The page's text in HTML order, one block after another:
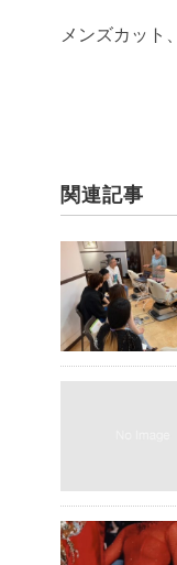
メンズカット
関連記事